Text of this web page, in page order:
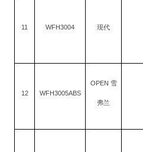
11 WFH3004 现代
12 WFH3005ABS
OPEN 雪
弗兰